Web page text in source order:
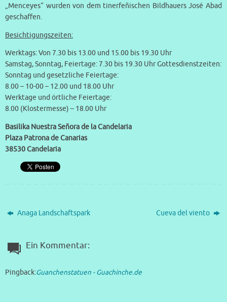
„Menceyes“ wurden von dem tinerfeñischen Bildhauers José Abad
geschaffen.
Besichtigungszeiten:
Werktags: Von 7.30 bis 13.00 und 15.00 bis 19.30 Uhr
Samstag, Sonntag, Feiertage: 7.30 bis 19.30 Uhr Gottesdienstzeiten:
Sonntag und gesetzliche Feiertage:
8.00 – 10-00 – 12.00 und 18.00 Uhr
Werktage und örtliche Feiertage:
8.00 (Klostermesse) – 18.00 Uhr
Basilika Nuestra Señora de la Candelaria
Plaza Patrona de Canarias
38530 Candelaria
Anaga Landschaftspark Cueva del viento
Ein Kommentar:
Pingback:Guanchenstatuen - Guachinche.de